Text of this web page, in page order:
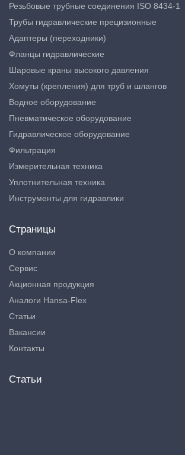
Резьбовые трубные соединения ISO 8434-1
Трубы гидравлические прецизионные
Адаптеры (переходники)
Фланцы гидравлические
Шаровые краны высокого давления
Хомуты (крепления) для труб и шлангов
Водное оборудование
Пневматическое оборудование
Гидравлическое оборудование
Фильтрация
Измерительная техника
Уплотнительная техника
Инструменты для гидравлики
Страницы
О компании
Сервис
Акционная продукция
Аналоги Hansa-Flex
Статьи
Вакансии
Контакты
Статьи